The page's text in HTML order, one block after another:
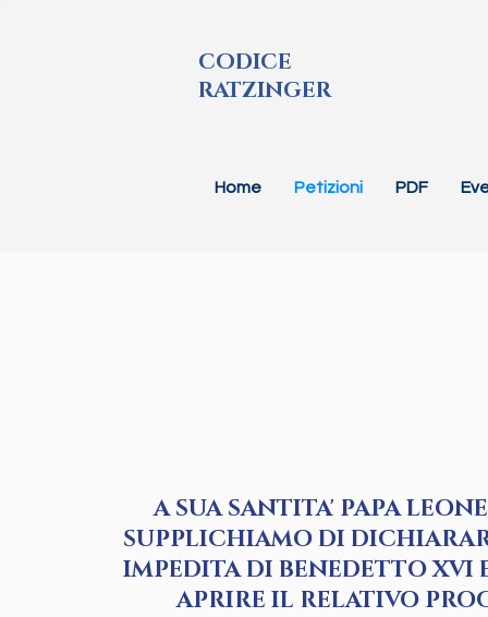
CODICE
RATZINGER
Home Petizioni PDF
A SUA SANTITA' PAPA
SUPPLICHIAMO DI
IMPEDITA DI BENEDETTO XVI
APRIRE IL RELATIVO